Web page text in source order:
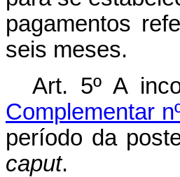
pagamentos
seis meses.
Art. 5º A
Complementar
período da
caput.